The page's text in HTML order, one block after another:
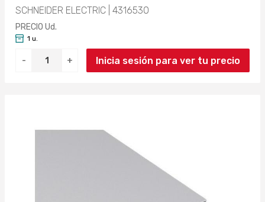
SCHNEIDER ELECTRIC | 4316530
PRECIO Ud.
- +
1 u.
Inicia sesión para ver tu precio